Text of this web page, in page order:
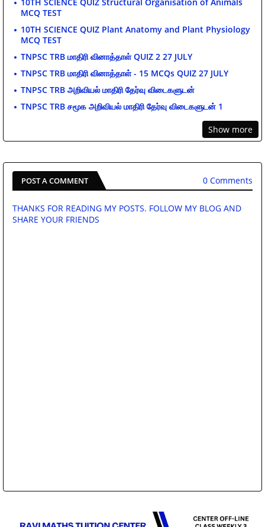
MCQ TEST
10TH SCIENCE QUIZ Plant Anatomy and Plant Physiology
MCQ TEST
TNPSC TRB மாதிரி வினாத்தாள் QUIZ 2 27 JULY
TNPSC TRB மாதிரி வினாத்தாள் - 15 MCQs QUIZ 27 JULY
TNPSC TRB அறிவியல் மாதிரி தேர்வு விடைகளுடன்
TNPSC TRB சமூக அறிவியல் மாதிரி தேர்வு விடைகளுடன் 1
Show more
POST A COMMENT 0 Comments
THANKS FOR READING MY POSTS. FOLLOW MY BLOG AND
SHARE YOUR FRIENDS